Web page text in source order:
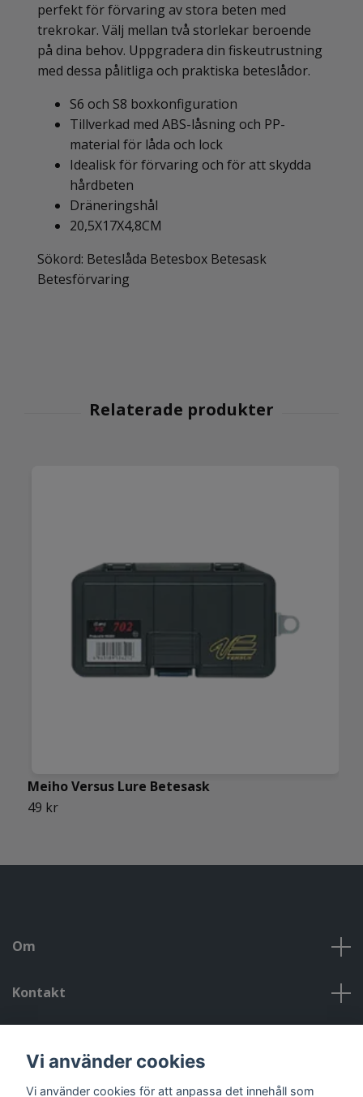
perfekt för förvaring av stora beten med
trekrokar. Välj mellan två storlekar beroende
på dina behov. Uppgradera din fiskeutrustning
med dessa pålitliga och praktiska beteslådor.
S6 och S8 boxkonfiguration
Tillverkad med ABS-låsning och PP-
material för låda och lock
Idealisk för förvaring och för att skydda
hårdbeten
Dräneringshål
20,5X17X4,8CM
Sökord: Beteslåda Betesbox Betesask
Betesförvaring
Meiho Versus Lure Betesask
49 kr
Om
Kontakt
Sociala medier
Vi använder cookies
Vi använder cookies för att anpassa det innehåll som